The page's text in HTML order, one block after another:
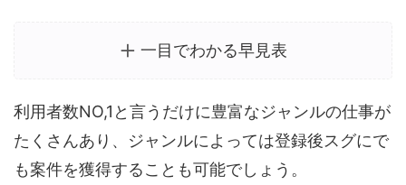
一目でわかる早見表
利用者数NO,1と言うだけに豊富なジャンルの仕事が
たくさんあり、ジャンルによっては登録後スグにで
も案件を獲得することも可能でしょう。